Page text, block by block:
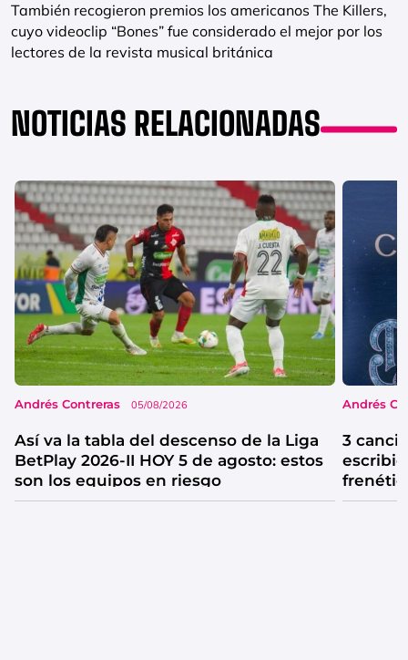
También recogieron premios los americanos The Killers,
cuyo videoclip “Bones” fue considerado el mejor por los
lectores de la revista musical británica
NOTICIAS RELACIONADAS
Andrés Contreras 05/08/2026
Así va la tabla del descenso de la Liga
BetPlay 2026-II HOY 5 de agosto: estos
son los equipos en riesgo
Andrés
3